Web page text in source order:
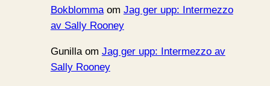
Bokblommaom Jag ger upp: Intermezzo
av Sally Rooney
Gunillaom Jag ger upp: Intermezzo av
Sally Rooney